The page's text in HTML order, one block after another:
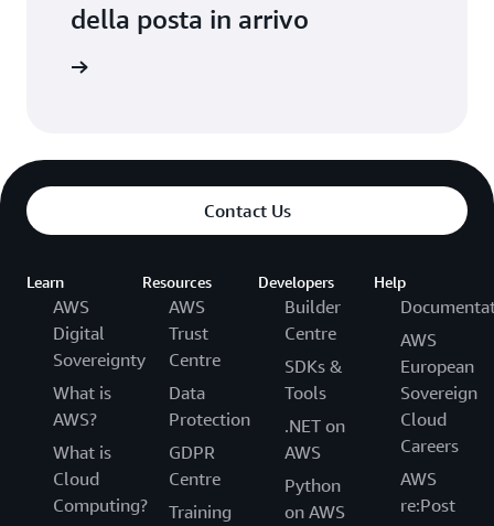
della posta in arrivo
Contact Us
Learn
AWS
Digital
Sovereignty
What is
AWS?
What is
Cloud
Computing?
Resources
AWS
Trust
Centre
Data
Protection
GDPR
Centre
Training
Developers
Builder
Centre
SDKs &
Tools
.NET on
AWS
Python
on AWS
Help
AWS
European
Sovereign
Cloud
Careers
AWS
re:Post